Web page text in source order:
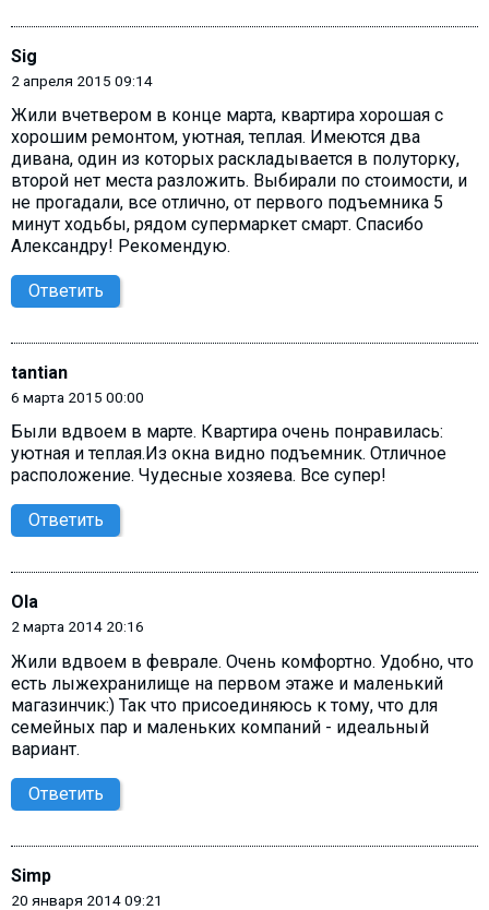
Sig
2 апреля 2015 09:14
Жили вчетвером в конце марта, квартира хорошая с
хорошим ремонтом, уютная, теплая. Имеются два
дивана, один из которых раскладывается в полуторку,
второй нет места разложить. Выбирали по стоимости, и
не прогадали, все отлично, от первого подъемника 5
минут ходьбы, рядом супермаркет смарт. Спасибо
Александру! Рекомендую.
Ответить
tantian
6 марта 2015 00:00
Были вдвоем в марте. Квартира очень понравилась:
уютная и теплая.Из окна видно подъемник. Отличное
расположение. Чудесные хозяева. Все супер!
Ответить
Ola
2 марта 2014 20:16
Жили вдвоем в феврале. Очень комфортно. Удобно, что
есть лыжехранилище на первом этаже и маленький
магазинчик:) Так что присоединяюсь к тому, что для
семейных пар и маленьких компаний - идеальный
вариант.
Ответить
Simp
20 января 2014 09:21